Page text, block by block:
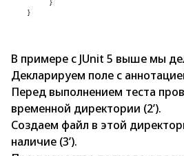
В примере с JUnit 5 выше мы
Декларируем поле с
Перед выполнением теста
временной директории (2’).
Создаем файл в этой
наличие (3’).